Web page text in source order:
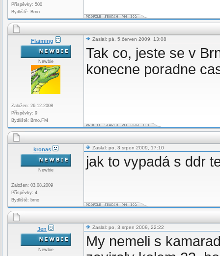
Příspěvky: 500
Bydliště: Brno
Flaiming
Newbie
Založen: 26.12.2008
Příspěvky: 9
Bydliště: Brno,FM
Zaslal: pá, 5.červen 2009, 13:08
Tak co, jeste se v
konecne poradne
kronas
Newbie
Založen: 03.08.2009
Příspěvky: 4
Bydliště: brno
Zaslal: po, 3.srpen 2009, 17:10
jak to vypadá s ddr
Jen
Newbie
Zaslal: po, 3.srpen 2009, 22:22
My nemeli s